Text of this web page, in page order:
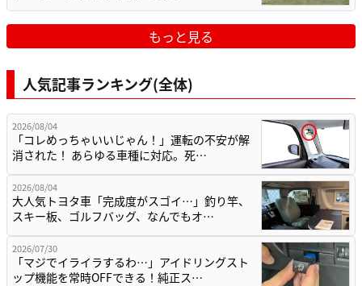
もっと見る
人気記事ランキング(全体)
2026/08/04
「コレめっちゃいいじゃん！」運転の不安が解
消された！ あらゆる車種に対応。死…
2026/08/04
大人気トヨタ車「完成度がスゴイ…」釣り竿、
スキー板、ゴルフバッグ、なんでもオ…
2026/07/30
「マジでイライラするわ…」アイドリングスト
ップ機能を常時OFFできる！純正ス…